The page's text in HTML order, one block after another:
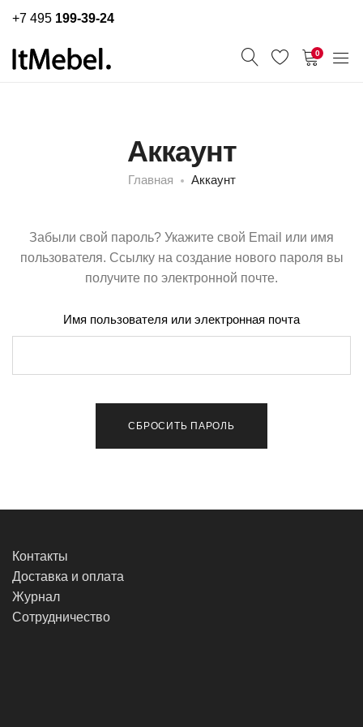
+7 495 199-39-24
0
Аккаунт
Главная Аккаунт
Забыли свой пароль? Укажите свой Email или имя
пользователя. Ссылку на создание нового пароля вы
получите по электронной почте.
Имя пользователя или электронная почта
СБРОСИТЬ ПАРОЛЬ
Контакты
Доставка и оплата
Журнал
Сотрудничество